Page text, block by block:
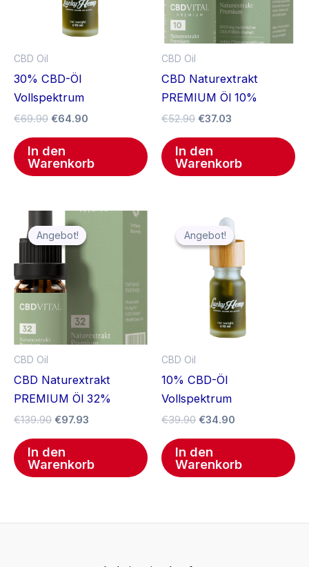
CBD Oil
30% CBD-Öl
Vollspektrum
€69.90 €64.90
In den
Warenkorb
CBD Oil
CBD Naturextrakt
PREMIUM Öl 10%
€52.90 €37.03
In den
Warenkorb
Angebot!
Angebot!
CBD Oil
CBD Naturextrakt
PREMIUM Öl 32%
€139.90
Ursprünglicher
Preis
war:
€97.93
Aktueller
In den
Warenkorb
Angebot!
Angebot!
CBD Oil
10% CBD-Öl
Vollspektrum
€39.90
Ursprünglicher
Preis
war:
€39.90
€34.90
ist:
€34.90.
In den
Warenkorb